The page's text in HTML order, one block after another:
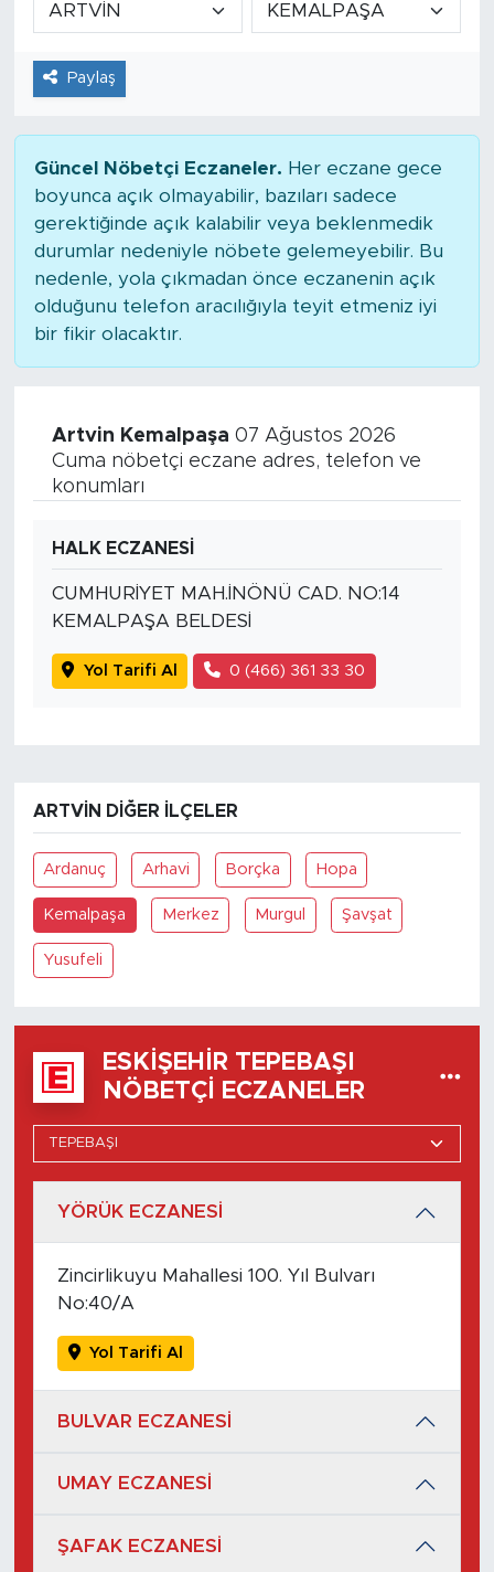
Paylaş
Güncel Nöbetçi Eczaneler. Her eczane gece
boyunca açık olmayabilir, bazıları sadece
gerektiğinde açık kalabilir veya beklenmedik
durumlar nedeniyle nöbete gelemeyebilir. Bu
nedenle, yola çıkmadan önce eczanenin açık
olduğunu telefon aracılığıyla teyit etmeniz iyi
bir fikir olacaktır.
Artvin Kemalpaşa 07 Ağustos 2026
Cuma nöbetçi eczane adres, telefon ve
konumları
HALK ECZANESİ
CUMHURİYET MAH.İNÖNÜ CAD. NO:14
KEMALPAŞA BELDESİ
Yol Tarifi Al 0 (466) 361 33 30
ARTVIN DIĞER İLÇELER
Ardanuç Arhavi Borçka Hopa
Kemalpaşa Merkez Murgul Şavşat
Yusufeli
ESKIŞEHIR TEPEBAŞI
NÖBETÇI ECZANELER
YÖRÜK ECZANESİ
Zincirlikuyu Mahallesi 100. Yıl Bulvarı
No:40/A
Yol Tarifi Al
BULVAR ECZANESİ
UMAY ECZANESİ
ŞAFAK ECZANESİ
Tarihçe
Resmi İlanlar
Foto Şaka
Politika